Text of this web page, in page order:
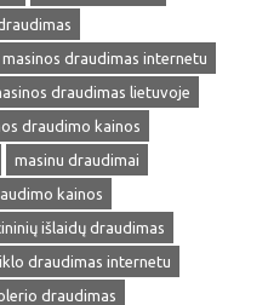
masinos draudimas internetu
draudimas lietuvoje
draudimo kainos
masinu draudimai
kainos
išlaidų draudimas
draudimas internetu
draudimas